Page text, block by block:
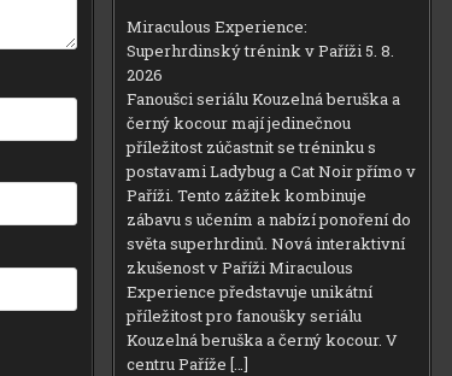
Miraculous Experience:
Superhrdinský trénink v Paříži 5. 8.
2026
Fanoušci seriálu Kouzelná beruška a
černý kocour mají jedinečnou
příležitost zúčastnit se tréninku s
postavami Ladybug a Cat Noir přímo v
Paříži. Tento zážitek kombinuje
zábavu s učením a nabízí ponoření do
světa superhrdinů. Nová interaktivní
zkušenost v Paříži Miraculous
Experience představuje unikátní
příležitost pro fanoušky seriálu
Kouzelná beruška a černý kocour. V
centru Paříže […]